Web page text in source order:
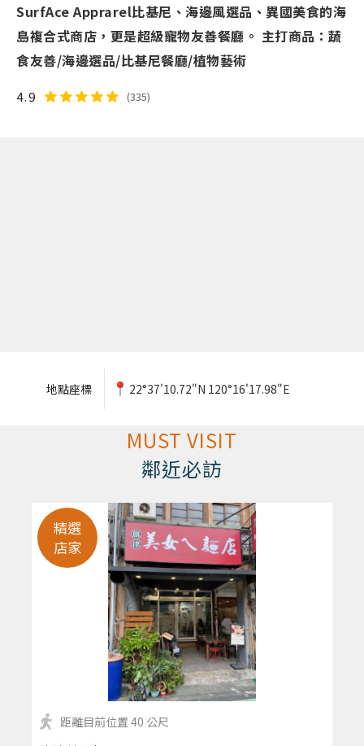
SurfAce Apprarel比基尼、海邊風選品、異國美食的海
島複合式商店，更是超級寵物友善餐廳。 主打商品：蔬
食友善/海邊選品/比基尼餐廳/植物藝術
4.9 (335)
地點座標 22°37'10.72"N 120°16'17.98"E
MUST VISIT
鄰近必訪
精選
店家
距離目前位置 40 公尺